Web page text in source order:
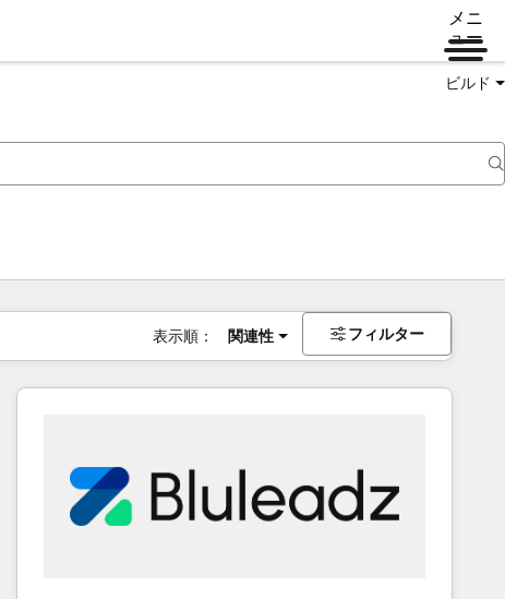
メニ
ュー
ビルド
表示順： 関連性 フィルター